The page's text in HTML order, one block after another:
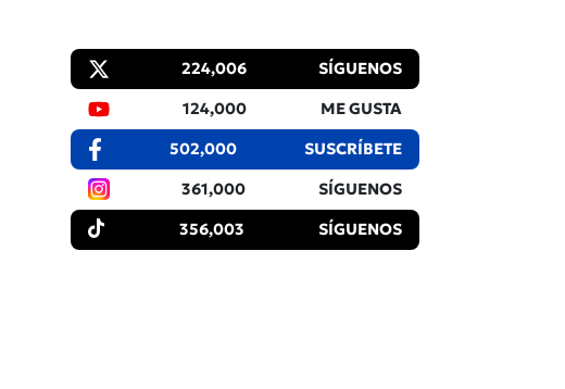
224,006 SÍGUENOS
124,000 ME GUSTA
502,000 SUSCRÍBETE
361,000 SÍGUENOS
356,003 SÍGUENOS